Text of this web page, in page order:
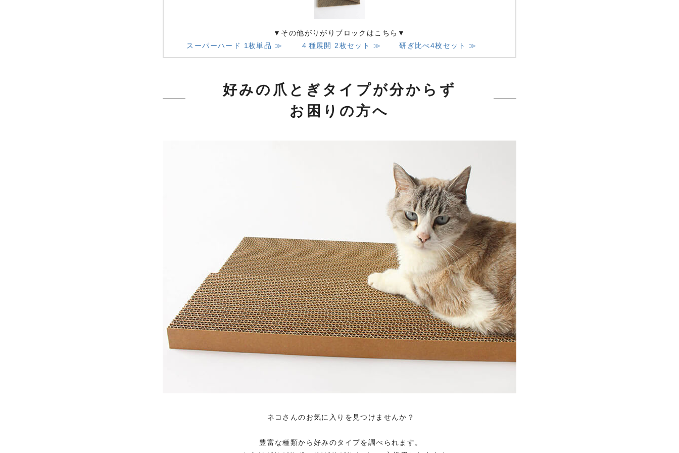
▼その他がりがりブロックはこちら▼
スーパーハード 1枚単品 ≫
４種展開 2枚セット ≫ 研ぎ比べ4枚セット ≫
好みの爪とぎタイプが分からず
お困りの方へ
ネコさんのお気に入りを見つけませんか？
豊富な種類から好みのタイプを調べられます。